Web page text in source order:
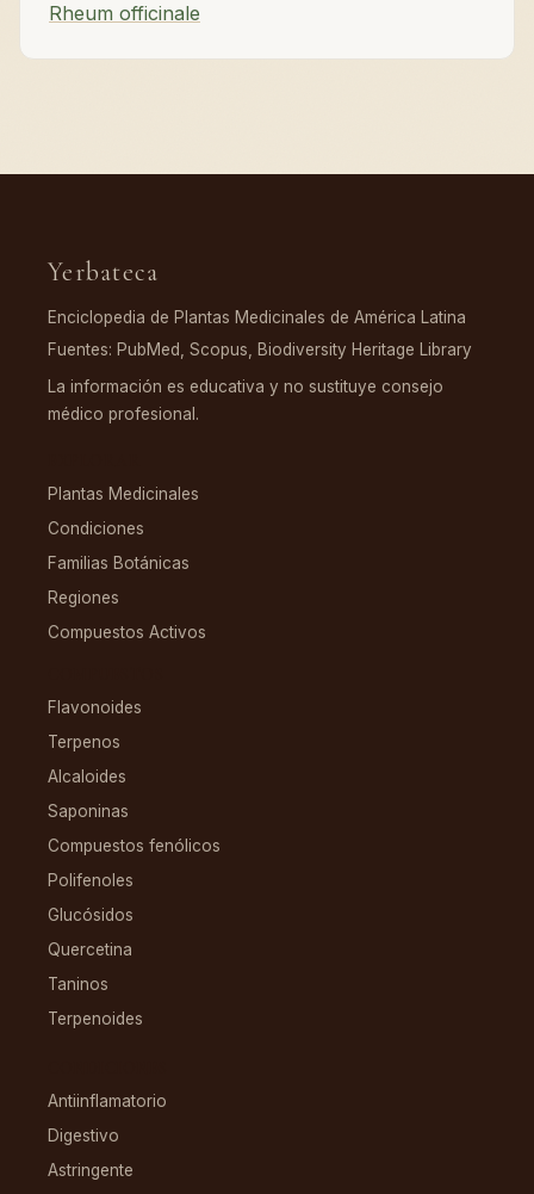
Rheum officinale
Yerbateca
Enciclopedia de Plantas Medicinales de América Latina
Fuentes: PubMed, Scopus, Biodiversity Heritage Library
La información es educativa y no sustituye consejo
médico profesional.
Plantas Medicinales
Condiciones
Familias Botánicas
Regiones
Compuestos Activos
Flavonoides
Terpenos
Alcaloides
Saponinas
Compuestos fenólicos
Polifenoles
Glucósidos
Quercetina
Taninos
Terpenoides
Antiinflamatorio
Digestivo
Astringente